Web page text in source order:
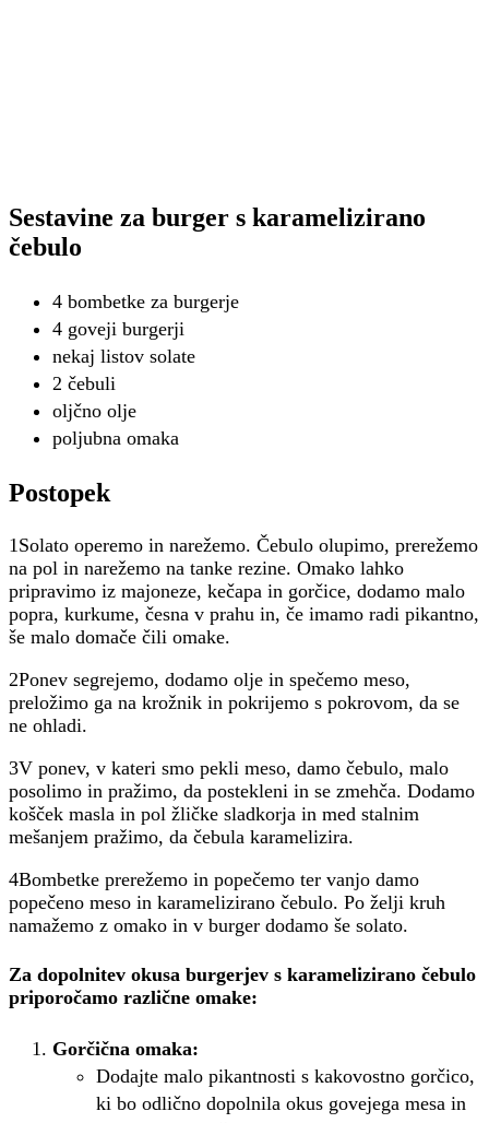
Sestavine za burger s karamelizirano
čebulo
4 bombetke za burgerje
4 goveji burgerji
nekaj listov solate
2 čebuli
oljčno olje
poljubna omaka
Postopek
1Solato operemo in narežemo. Čebulo olupimo, prerežemo
na pol in narežemo na tanke rezine. Omako lahko
pripravimo iz majoneze, kečapa in gorčice, dodamo malo
popra, kurkume, česna v prahu in, če imamo radi pikantno,
še malo domače čili omake.
2Ponev segrejemo, dodamo olje in spečemo meso,
preložimo ga na krožnik in pokrijemo s pokrovom, da se
ne ohladi.
3V ponev, v kateri smo pekli meso, damo čebulo, malo
posolimo in pražimo, da postekleni in se zmehča. Dodamo
košček masla in pol žličke sladkorja in med stalnim
mešanjem pražimo, da čebula karamelizira.
4Bombetke prerežemo in popečemo ter vanjo damo
popečeno meso in karamelizirano čebulo. Po želji kruh
namažemo z omako in v burger dodamo še solato.
Za dopolnitev okusa burgerjev s karamelizirano čebulo
priporočamo različne omake:
Gorčična omaka:
Dodajte malo pikantnosti s kakovostno gorčico,
ki bo odlično dopolnila okus govejega mesa in